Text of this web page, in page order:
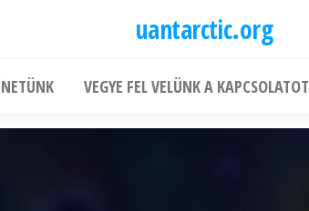
uantarctic.org
VEGYE FEL VELÜNK A KAPCSOLATOT